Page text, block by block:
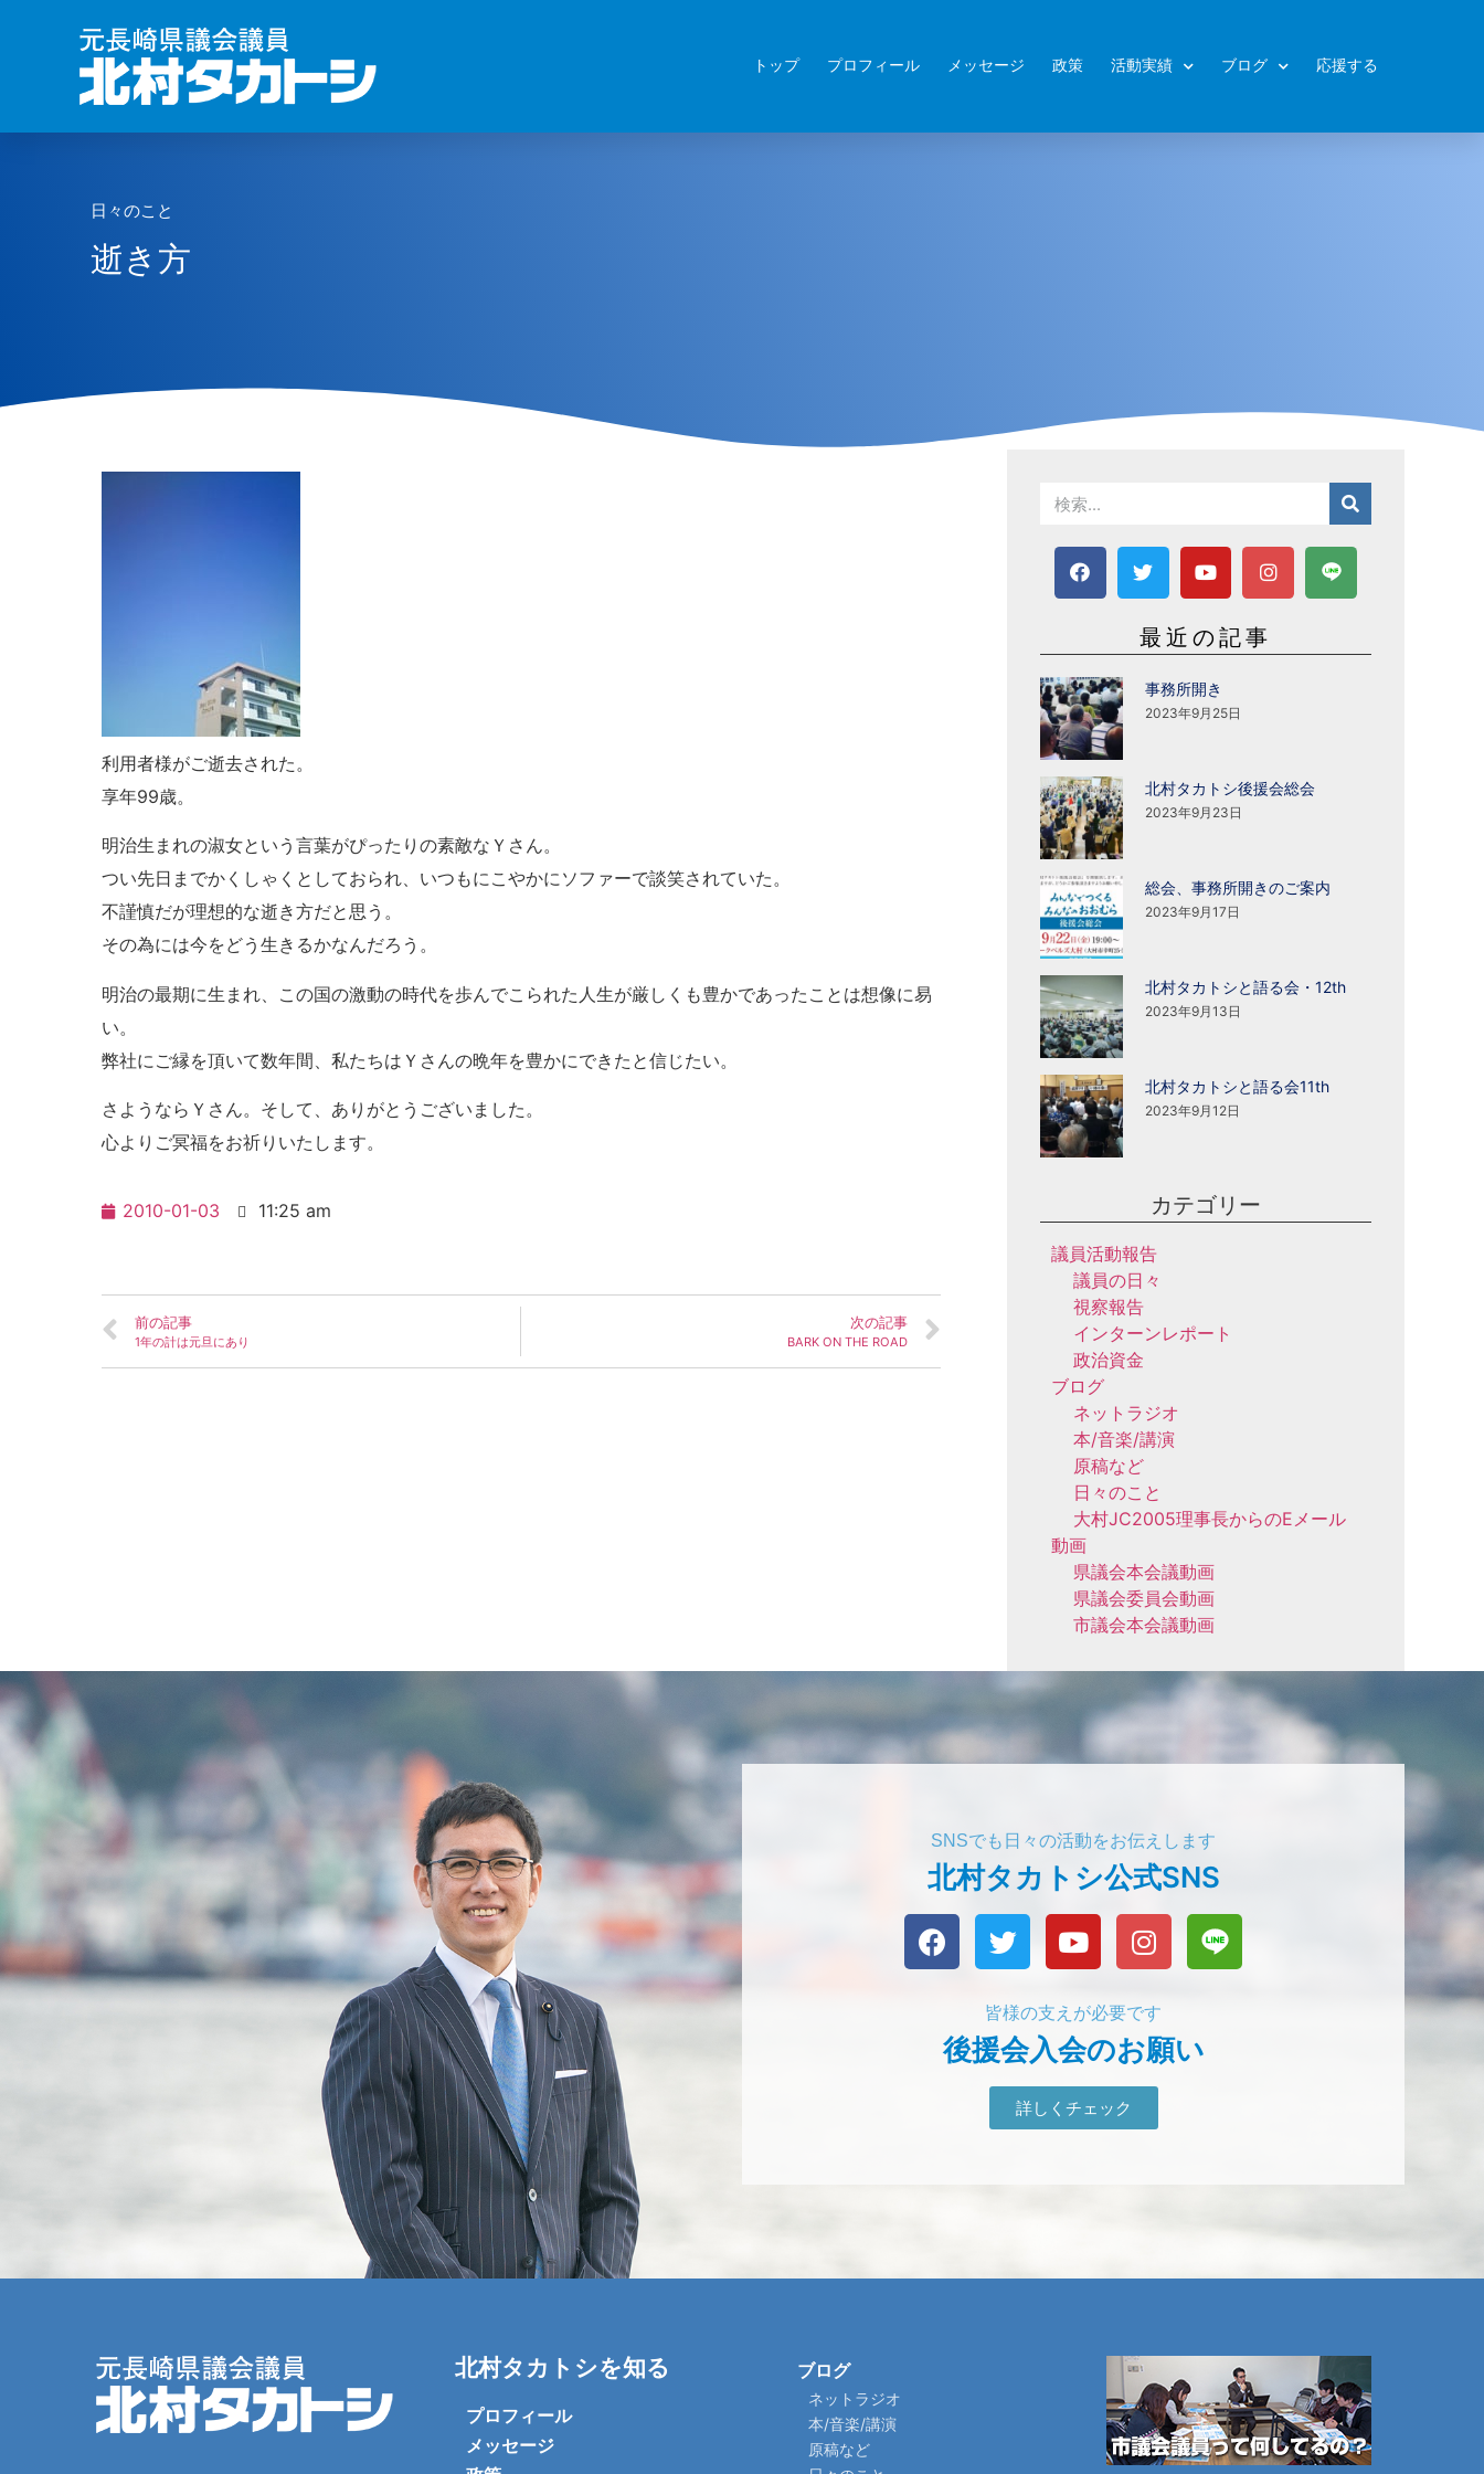
トップ プロフィール メッセージ 政策 活動実績 ブログ 応援する
日々のこと
逝き方
利用者様がご逝去された。
享年99歳。
明治生まれの淑女という言葉がぴったりの素敵なＹさん。
つい先日までかくしゃくとしておられ、いつもにこやかにソファーで談笑されていた。
不謹慎だが理想的な逝き方だと思う。
その為には今をどう生きるかなんだろう。
明治の最期に生まれ、この国の激動の時代を歩んでこられた人生が厳しくも豊かであったことは想像に易
い。
弊社にご縁を頂いて数年間、私たちはＹさんの晩年を豊かにできたと信じたい。
さようならＹさん。そして、ありがとうございました。
心よりご冥福をお祈りいたします。
2010-01-03 11:25 am
前の記事
1年の計は元旦にあり
次の記事
BARK ON THE ROAD
最近の記事
事務所開き
2023年9月25日
北村タカトシ後援会総会
2023年9月23日
総会、事務所開きのご案内
2023年9月17日
北村タカトシと語る会・12th
2023年9月13日
北村タカトシと語る会11th
2023年9月12日
カテゴリー
議員活動報告
議員の日々
視察報告
インターンレポート
政治資金
ブログ
ネットラジオ
本/音楽/講演
原稿など
日々のこと
大村JC2005理事長からのEメール
動画
県議会本会議動画
県議会委員会動画
市議会本会議動画
北村タカトシ公式SNS
SNSでも日々の活動をお伝えします
後援会入会のお願い
皆様の支えが必要です
詳しくチェック
北村タカトシを知る
プロフィール
メッセージ
ブログ
ネットラジオ
本/音楽/講演
原稿など